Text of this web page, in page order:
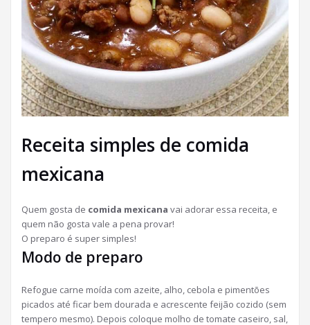
Receita simples de comida
mexicana
Quem gosta de comida mexicana vai adorar essa receita, e
quem não gosta vale a pena provar!
O preparo é super simples!
Modo de preparo
Refogue carne moída com azeite, alho, cebola e pimentões
picados até ficar bem dourada e acrescente feijão cozido (sem
tempero mesmo). Depois coloque molho de tomate caseiro, sal,